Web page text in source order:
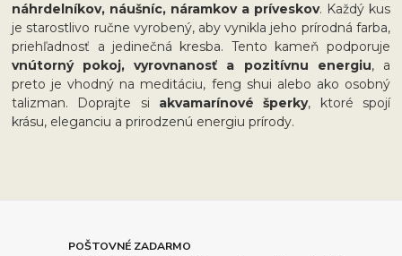
náhrdelníkov, náušníc, náramkov a príveskov. Každý kus
je starostlivo ručne vyrobený, aby vynikla jeho prírodná farba,
priehľadnosť a jedinečná kresba. Tento kameň podporuje
vnútorný pokoj, vyrovnanosť a pozitívnu energiu, a
preto je vhodný na meditáciu, feng shui alebo ako osobný
talizman. Doprajte si akvamarínové šperky, ktoré spojí
krásu, eleganciu a prirodzenú energiu prírody.
POŠTOVNÉ ZADARMO